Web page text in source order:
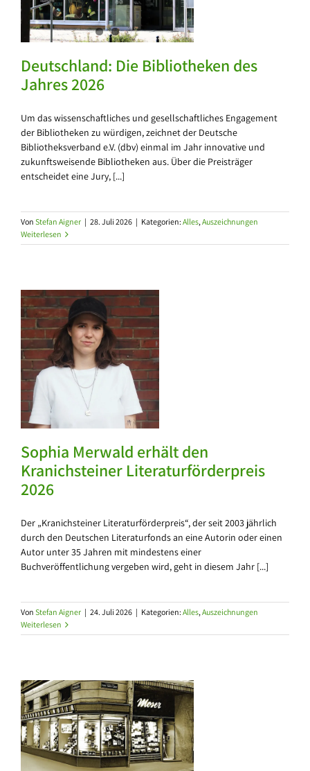
Deutschland: Die Bi­blio­the­ken des
Jah­res 2026
Um das wissenschaftliches und gesellschaftliches Engagement
der Bibliotheken zu würdigen, zeichnet der Deutsche
Bibliotheksverband e.V. (dbv) einmal im Jahr innovative und
zukunftsweisende Bibliotheken aus. Über die Preisträger
entscheidet eine Jury, [...]
Von Stefan Aigner | 28. Juli 2026 | Kategorien: Alles,Auszeichnungen
Weiterlesen
Sophia Merwald erhält den
Kranichsteiner Literaturförderpreis
2026
Der „Kranichsteiner Literaturförderpreis“, der seit 2003 jährlich
durch den Deutschen Literaturfonds an eine Autorin oder einen
Autor unter 35 Jahren mit mindestens einer
Buchveröffentlichung vergeben wird, geht in diesem Jahr [...]
Von Stefan Aigner | 24. Juli 2026 | Kategorien: Alles,Auszeichnungen
Weiterlesen